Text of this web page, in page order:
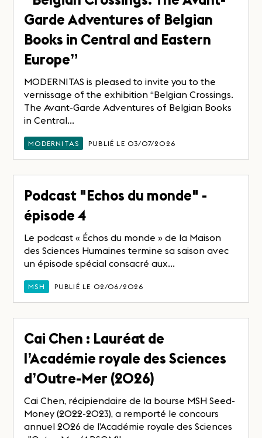
Garde Adventures of Belgian
Books in Central and Eastern
Europe”
MODERNITAS is pleased to invite you to the
vernissage of the exhibition “Belgian Crossings.
The Avant-Garde Adventures of Belgian Books
in Central...
MODERNITAS PUBLIÉ LE 03/07/2026
Podcast "Echos du monde" -
épisode 4
Le podcast « Échos du monde » de la Maison
des Sciences Humaines termine sa saison avec
un épisode spécial consacré aux...
MSH PUBLIÉ LE 02/06/2026
Cai Chen : Lauréat de
l’Académie royale des Sciences
d’Outre-Mer (2026)
Cai Chen, récipiendaire de la bourse MSH Seed-
Money (2022-2023), a remporté le concours
annuel 2026 de l’Académie royale des Sciences